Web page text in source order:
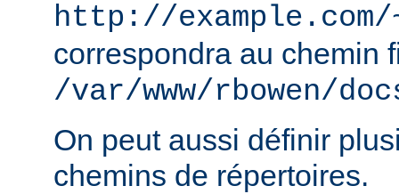
http://
correspondra au chemin
/var/www/rbowen/
On peut aussi définir
chemins de répertoires.